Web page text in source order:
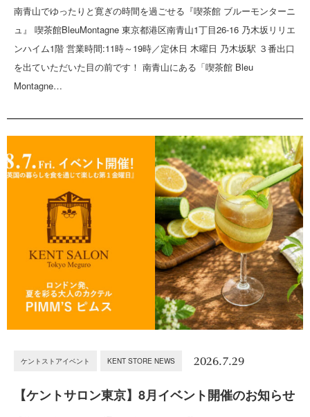
南青山でゆったりと寛ぎの時間を過ごせる『喫茶館 ブルーモンターニ
ュ』 喫茶館BleuMontagne 東京都港区南青山1丁目26-16 乃木坂リリエ
ンハイム1階 営業時間:11時～19時／定休日 木曜日 乃木坂駅 ３番出口
を出ていただいた目の前です！ 南青山にある「喫茶館 Bleu
Montagne…
ケントストアイベント KENT STORE NEWS 2026.7.29
【ケントサロン東京】8月イベント開催のお知らせ